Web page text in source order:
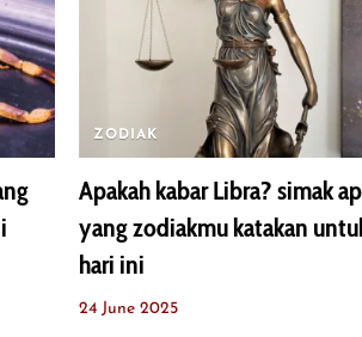
ZODIAK
Apakah kabar Libra? simak
yang zodiakmu katakan
hari ini
24 June 2025